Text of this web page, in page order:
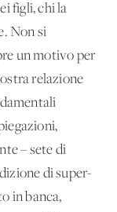
figli, chi la
Non si
un motivo per
relazione
– sete di
di super-
in banca,